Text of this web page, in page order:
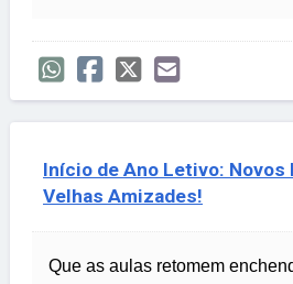
Início de Ano Letivo:
Velhas Amizades!
Que as aulas retomem